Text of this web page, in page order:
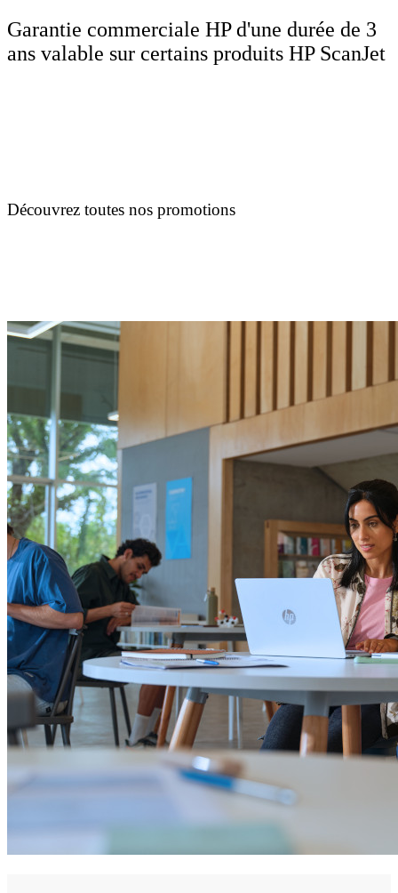
Garantie commerciale HP d'une durée de 3
ans valable sur certains produits HP ScanJet
Découvrez toutes nos promotions